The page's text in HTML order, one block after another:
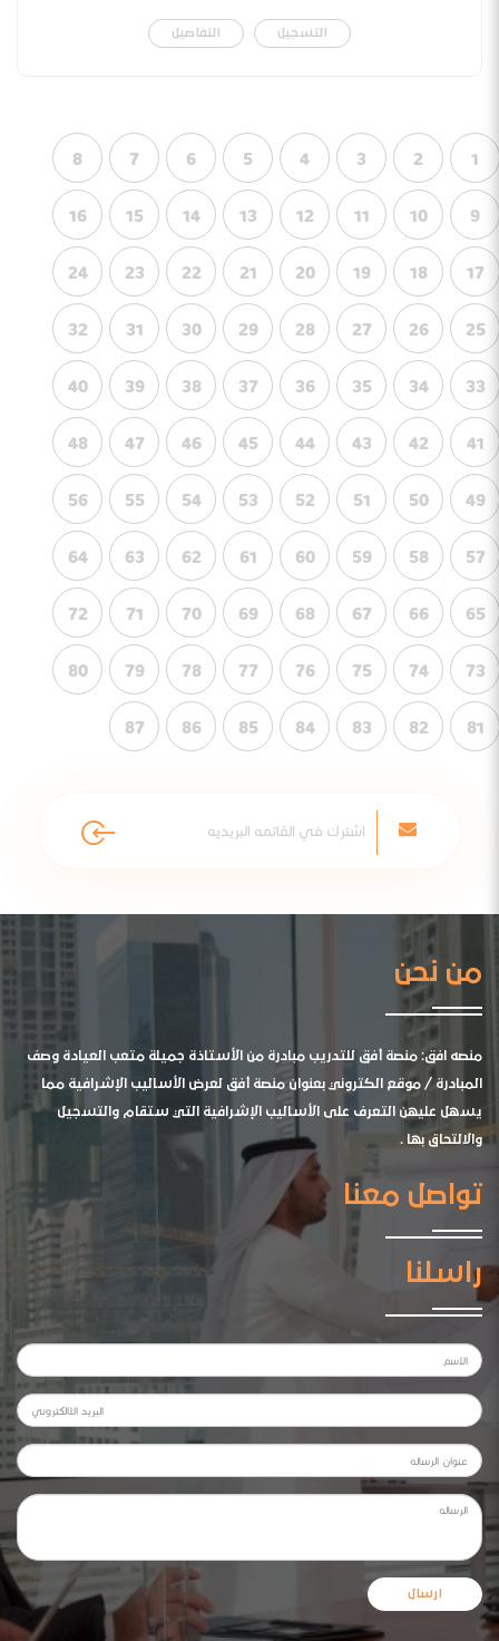
التسجيل التفاصيل
1
2
3
4
5
6
7
8
9
10
11
12
13
14
15
16
17
18
19
20
21
22
23
24
25
26
27
28
29
30
31
32
33
34
35
36
37
38
39
40
41
42
43
44
45
46
47
48
49
50
51
52
53
54
55
56
57
58
59
60
61
62
63
64
65
66
67
68
69
70
71
72
73
74
75
76
77
78
79
80
81
82
83
84
85
86
87
من نحن
منصه افق: منصة أفق للتدريب مبادرة من الأستاذة جميلة متعب العيادة وصف
المبادرة / موقع الكتروني بعنوان منصة أفق لعرض الأساليب الإشرافية مما
يسهل عليهن التعرف على الأساليب الإشرافية التي ستقام والتسجيل
والالتحاق بها .
تواصل معنا
راسلنا
ارسال